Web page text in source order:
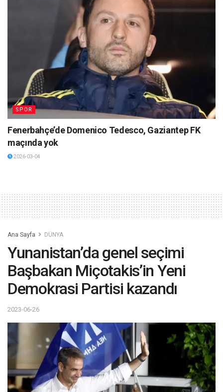
SPOR
Fenerbahçe’de Domenico Tedesco, Gaziantep FK
maçında yok
2026-03-04
Ana Sayfa DÜNYA
Yunanistan’da genel seçimi
Başbakan Miçotakis’in Yeni
Demokrasi Partisi kazandı
2023-06-26